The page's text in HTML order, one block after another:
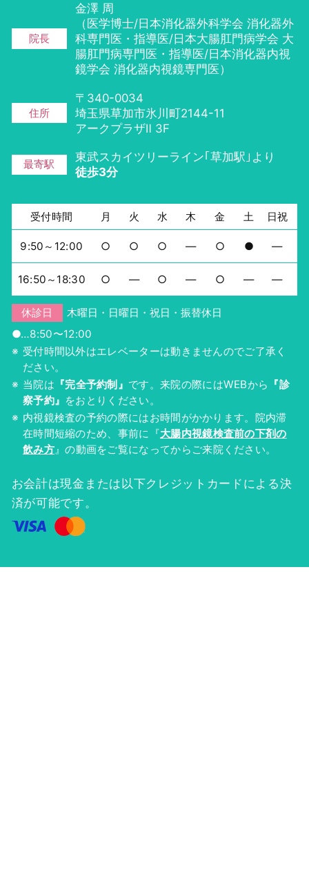
院長
金澤 周
（医学博士/日本消化器外科学会 消化器外
科専門医・指導医/日本大腸肛門病学会 大
腸肛門病専門医・指導医/日本消化器内視
鏡学会 消化器内視鏡専門医）
住所
〒340-0034
埼玉県草加市氷川町2144-11
アークプラザⅡ 3F
最寄駅
東武スカイツリーライン｢草加駅｣より
徒歩3分
休診日
木曜日・日曜日・祝日・振替休日
●…8:50〜12:00
受付時間以外はエレベーターは動きませんのでご了承く
ださい。
当院は 『完全予約制』 です。来院の際にはWEBから 『診
察予約』 をおとりください。
内視鏡検査の予約の際にはお時間がかかります。院内滞
在時間短縮のため、事前に『大腸内視鏡検査前の下剤の
飲み方』の動画をご覧になってからご来院ください。
受付時間 月 火 水 木 金 土 日祝
9:50～12:00 ○ ○ ○ ― ○ ● ―
16:50～18:30 ○ ― ○ ― ○ ― ―
お会計は現金または以下クレジットカードによる決
済が可能です。